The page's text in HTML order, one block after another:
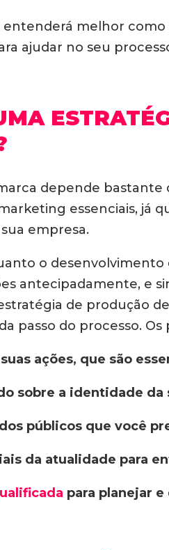
melhor
ajudar no seu
depende
marketing essenciais,
empresa.
o
antecipadamente, e
de produção
passo do processo. Os
ações, que são
sobre a identidade da
públicos que você
da atualidade para
para planejar